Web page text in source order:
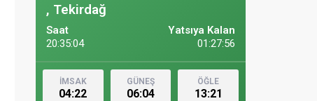
, Tekirdağ
Saat
20:35:05
Yatsıya Kalan
01:27:55
İMSAK
04:22
GÜNEŞ
06:04
ÖĞLE
13:21